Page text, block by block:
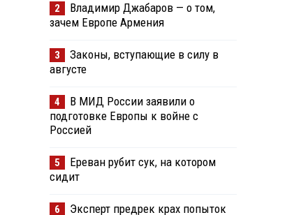
2
Владимир Джабаров — о том,
зачем Европе Армения
3
Законы, вступающие в силу в
августе
4
В МИД России заявили о
подготовке Европы к войне с
Россией
5
Ереван рубит сук, на котором
сидит
6
Эксперт предрек крах попыток